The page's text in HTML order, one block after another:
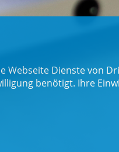
Webseite Dienste von
benötigt. Ihre